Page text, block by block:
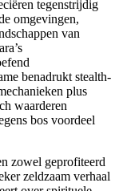
tegenstrijdig
omgevingen,
van
benadrukt stealth-
plus
waarderen
bos voordeel
zowel geprofiteerd
zeldzaam verhaal